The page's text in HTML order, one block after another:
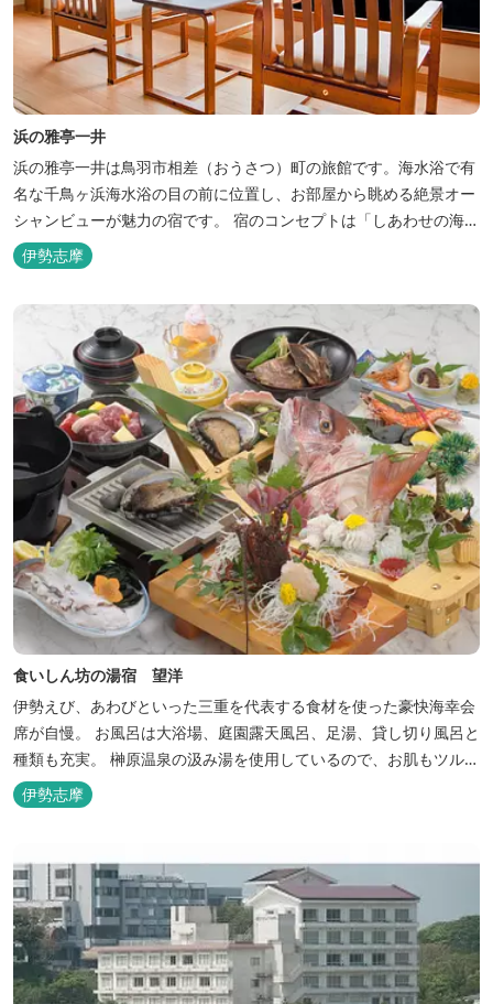
浜の雅亭一井
浜の雅亭一井は鳥羽市相差（おうさつ）町の旅館です。海水浴で有
名な千鳥ヶ浜海水浴の目の前に位置し、お部屋から眺める絶景オー
シャンビューが魅力の宿です。 宿のコンセプトは「しあわせの海
へ、ようきたなあ」。鳥羽市の南端「相差(おうさつ)」は太平洋に
面したみなと町。相差の海は、おいしい海産物、海女さん、美しい
れた「しあわせの海」です。...
伊勢志摩
食いしん坊の湯宿 望洋
伊勢えび、あわびといった三重を代表する食材を使った豪快海幸会
席が自慢。 お風呂は大浴場、庭園露天風呂、足湯、貸し切り風呂と
種類も充実。 榊原温泉の汲み湯を使用しているので、お肌もツルツ
ルに。
伊勢志摩